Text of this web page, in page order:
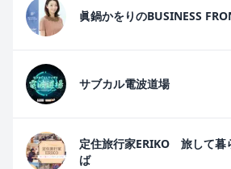
眞鍋かをりのBUSINESS
サブカル電波道場
定住旅行家ERIKO 旅して暮
ば